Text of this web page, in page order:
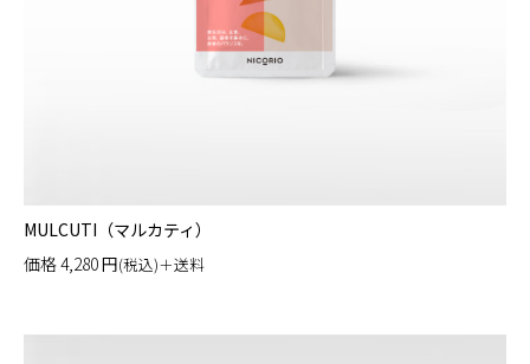
MULCUTI（マルカティ）
価格4,280円(税込)＋送料